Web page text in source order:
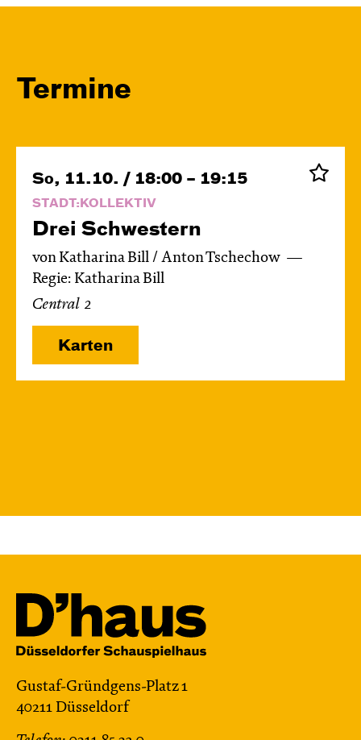
Termine
So, 11.10. / 18:00 – 19:15
STADT:KOLLEKTIV
Drei Schwestern
von Katharina Bill / Anton Tschechow
Regie: Katharina Bill
Central 2
Karten
Gustaf-Gründgens-Platz 1
40211 Düsseldorf